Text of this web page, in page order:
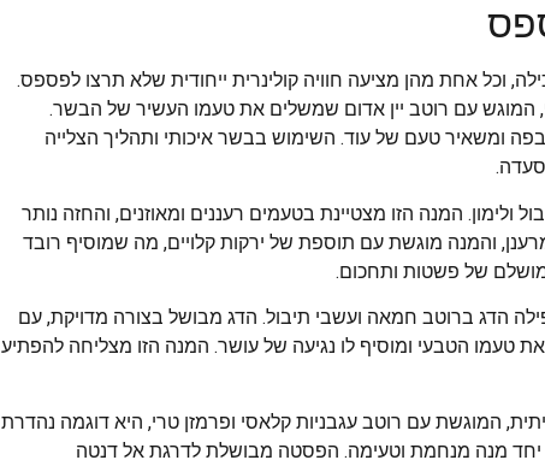
וכל אחת מהן מציעה חוויה קולינרית ייחודית שלא תרצו לפספס.
המוגש עם רוטב יין אדום שמשלים את טעמו העשיר של הבשר.
ומשאיר טעם של עוד. השימוש בבשר איכותי ותהליך הצלייה
המנה הזו מצטיינת בטעמים רעננים ומאוזנים, והחזה נותר
והמנה מוגשת עם תוספת של ירקות קלויים, מה שמוסיף רובד
מושלם של פשטות ותחכום.
הדג ברוטב חמאה ועשבי תיבול. הדג מבושל בצורה מדויקת, עם
טעמו הטבעי ומוסיף לו נגיעה של עושר. המנה הזו מצליחה להפתיע
המוגשת עם רוטב עגבניות קלאסי ופרמזן טרי, היא דוגמה נהדרת
יחד מנה מנחמת וטעימה. הפסטה מבושלת לדרגת אל דנטה